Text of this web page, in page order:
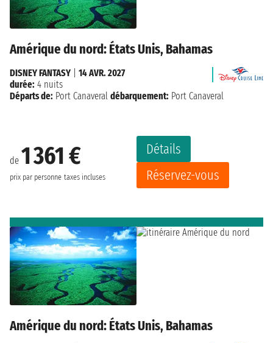
Amérique du nord: États Unis, Bahamas
de 1 361 €
prix par personne taxes incluses
Détails
Réservez-vous
DISNEY FANTASY
14 AVR. 2027
durée: 4 nuits
Départs de: Port Canaveral débarquement: Port Canaveral
Amérique du nord: États Unis, Bahamas